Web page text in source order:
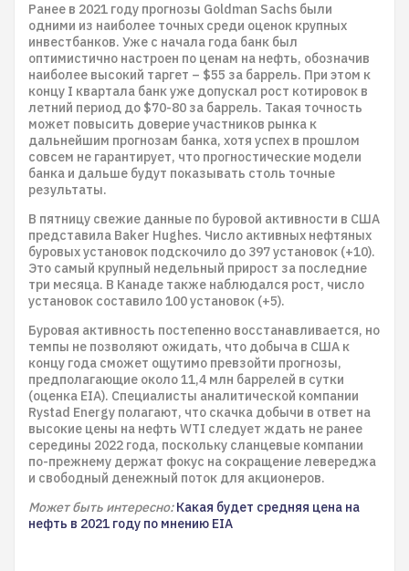
Ранее в 2021 году прогнозы Goldman Sachs были
одними из наиболее точных среди оценок крупных
инвестбанков. Уже с начала года банк был
оптимистично настроен по ценам на нефть, обозначив
наиболее высокий таргет – $55 за баррель. При этом к
концу I квартала банк уже допускал рост котировок в
летний период до $70-80 за баррель. Такая точность
может повысить доверие участников рынка к
дальнейшим прогнозам банка, хотя успех в прошлом
совсем не гарантирует, что прогностические модели
банка и дальше будут показывать столь точные
результаты.
В пятницу свежие данные по буровой активности в США
представила Baker Hughes. Число активных нефтяных
буровых установок подскочило до 397 установок (+10).
Это самый крупный недельный прирост за последние
три месяца. В Канаде также наблюдался рост, число
установок составило 100 установок (+5).
Буровая активность постепенно восстанавливается, но
темпы не позволяют ожидать, что добыча в США к
концу года сможет ощутимо превзойти прогнозы,
предполагающие около 11,4 млн баррелей в сутки
(оценка EIA). Специалисты аналитической компании
Rystad Energy полагают, что скачка добычи в ответ на
высокие цены на нефть WTI следует ждать не ранее
середины 2022 года, поскольку сланцевые компании
по-прежнему держат фокус на сокращение левереджа
и свободный денежный поток для акционеров.
Может быть интересно: Какая будет средняя цена на
нефть в 2021 году по мнению EIA